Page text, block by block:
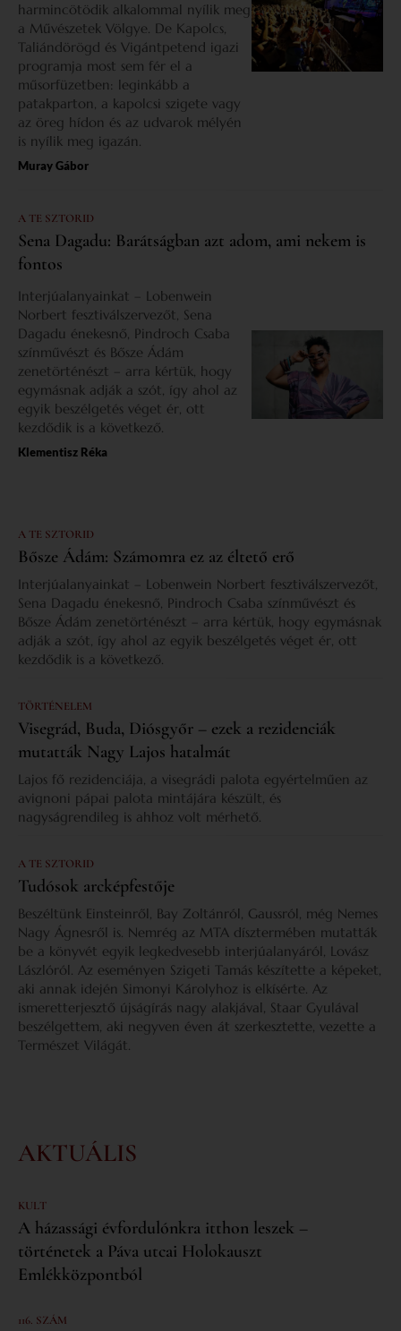
harmincötödik alkalommal nyílik meg
a Művészetek Völgye. De Kapolcs,
Taliándörögd és Vigántpetend igazi
programja most sem fér el a
műsorfüzetben: leginkább a
patakparton, a kapolcsi szigete vagy
az öreg hídon és az udvarok mélyén
is nyílik meg igazán.
Muray Gábor
A TE SZTORID
Sena Dagadu: Barátságban azt adom, ami nekem is
fontos
Interjúalanyainkat – Lobenwein
Norbert fesztiválszervezőt, Sena
Dagadu énekesnő, Pindroch Csaba
színművészt és Bősze Ádám
zenetörténészt – arra kértük, hogy
egymásnak adják a szót, így ahol az
egyik beszélgetés véget ér, ott
kezdődik is a következő.
Klementisz Réka
A TE SZTORID
Bősze Ádám: Számomra ez az éltető erő
Interjúalanyainkat – Lobenwein Norbert fesztiválszervezőt,
Sena Dagadu énekesnő, Pindroch Csaba színművészt és
Bősze Ádám zenetörténészt – arra kértük, hogy egymásnak
adják a szót, így ahol az egyik beszélgetés véget ér, ott
kezdődik is a következő.
TÖRTÉNELEM
Visegrád, Buda, Diósgyőr – ezek a rezidenciák
mutatták Nagy Lajos hatalmát
Lajos fő rezidenciája, a visegrádi palota egyértelműen az
avignoni pápai palota mintájára készült, és
nagyságrendileg is ahhoz volt mérhető.
A TE SZTORID
Tudósok arcképfestője
Beszéltünk Einsteinről, Bay Zoltánról, Gaussról, még Nemes
Nagy Ágnesről is. Nemrég az MTA dísztermében mutatták
be a könyvét egyik legkedvesebb interjúalanyáról, Lovász
Lászlóról. Az eseményen Szigeti Tamás készítette a képeket,
aki annak idején Simonyi Károlyhoz is elkísérte. Az
ismeretterjesztő újságírás nagy alakjával, Staar Gyulával
beszélgettem, aki negyven éven át szerkesztette, vezette a
Természet Világát.
AKTUÁLIS
KULT
A házassági évfordulónkra itthon leszek –
történetek a Páva utcai Holokauszt
Emlékközpontból
116. SZÁM